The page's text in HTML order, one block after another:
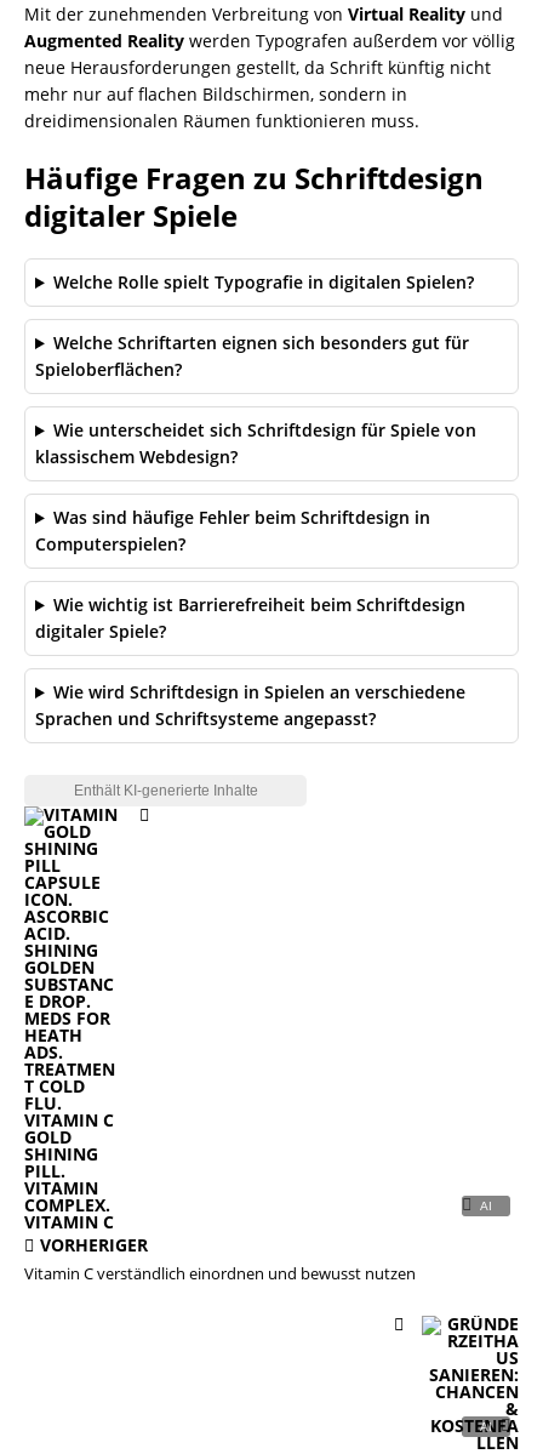
Mit der zunehmenden Verbreitung von Virtual Reality und
Augmented Reality werden Typografen außerdem vor völlig
neue Herausforderungen gestellt, da Schrift künftig nicht
mehr nur auf flachen Bildschirmen, sondern in
dreidimensionalen Räumen funktionieren muss.
Häufige Fragen zu Schriftdesign
digitaler Spiele
Welche Rolle spielt Typografie in digitalen Spielen?
Welche Schriftarten eignen sich besonders gut für
Spieloberflächen?
Wie unterscheidet sich Schriftdesign für Spiele von
klassischem Webdesign?
Was sind häufige Fehler beim Schriftdesign in
Computerspielen?
Wie wichtig ist Barrierefreiheit beim Schriftdesign
digitaler Spiele?
Wie wird Schriftdesign in Spielen an verschiedene
Sprachen und Schriftsysteme angepasst?
VORHERIGER
Vitamin C verständlich einordnen und bewusst nutzen